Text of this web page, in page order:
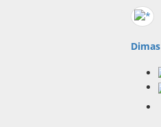
Dimas